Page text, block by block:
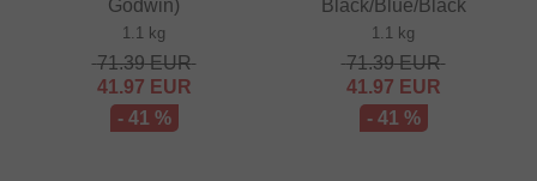
Godwin)
1.1 kg
71.39EUR
41.97 EUR
- 41 %
Black/Blue/Black
1.1 kg
71.39EUR
41.97 EUR
- 41 %